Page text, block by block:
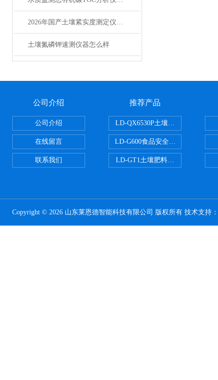
2026年国产土壤紧实度测定仪主流品牌竞争力分析
土壤氮磷钾速测仪器怎么样
公司介绍
公司介绍
在线留言
联系我们
推荐产品
LD-QX6530P土壤氧化还原电位检
LD-G600食品安全检测仪
LD-GT1土壤肥料养分检测仪
Copyright © 2026 山东莱恩德智能科技有限公司 版权所有 技术支持：